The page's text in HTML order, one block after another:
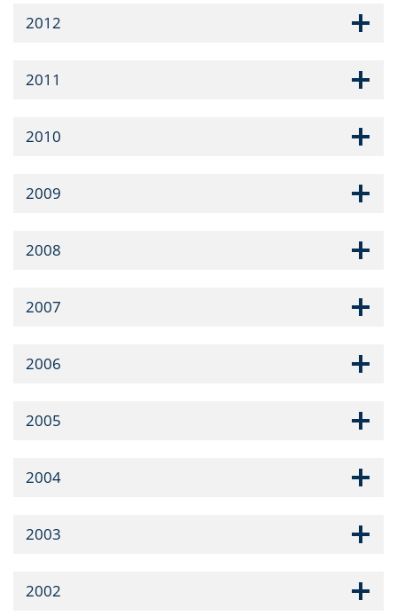
2012
2011
2010
2009
2008
2007
2006
2005
2004
2003
2002